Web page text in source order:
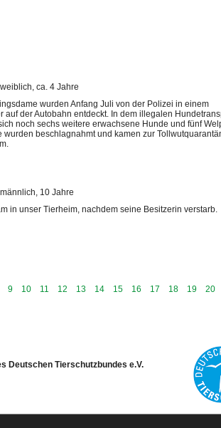
ca. 4 Jahre
wurden Anfang Juli von der Polizei in einem
auf der Autobahn entdeckt. In dem illegalen
noch sechs weitere erwachsene Hunde und fünf
wurden beschlagnahmt und kamen zur
10 Jahre
in unser Tierheim, nachdem seine Besitzerin verstarb.
9 10 11 12 13 14 15 16 17 18 19
20
Deutschen Tierschutzbundes e.V.